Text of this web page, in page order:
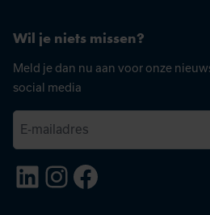
Wil je niets missen?
Meld je dan nu aan voor onze
social media
-
m
aLinkedIn InstagramFacebook